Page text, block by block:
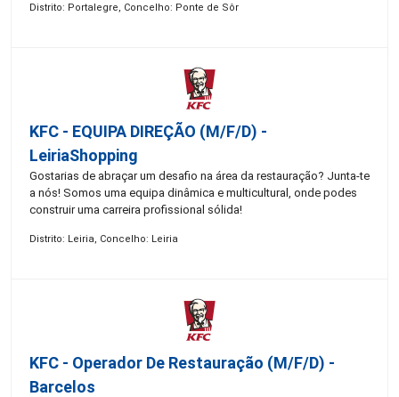
Distrito: Portalegre, Concelho: Ponte de Sôr
KFC - EQUIPA DIREÇÃO (m/f/d) -
LeiriaShopping
Gostarias de abraçar um desafio na área da restauração? Junta-te
a nós! Somos uma equipa dinâmica e multicultural, onde podes
construir uma carreira profissional sólida!
Distrito: Leiria, Concelho: Leiria
KFC - Operador De Restauração (m/f/d) -
Barcelos